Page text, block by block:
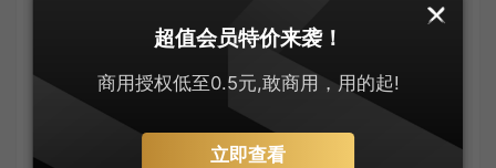
群秋更哀。劫火有时
归变灭，神嵩何计得
飞来。
超值会员特价来袭！
商用授权低至0.5元,敢商用，用的起!
立即查看